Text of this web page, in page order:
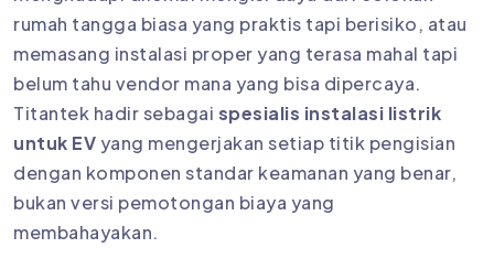
rumah tangga biasa yang praktis tapi berisiko, atau
memasang instalasi proper yang terasa mahal tapi
belum tahu vendor mana yang bisa dipercaya.
Titantek hadir sebagai spesialis instalasi listrik
untuk EV yang mengerjakan setiap titik pengisian
dengan komponen standar keamanan yang benar,
bukan versi pemotongan biaya yang
membahayakan.